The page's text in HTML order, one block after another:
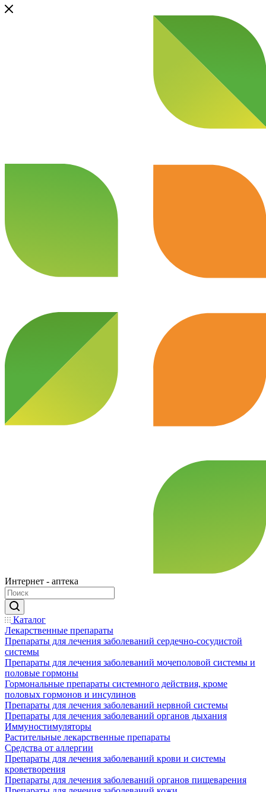
Интернет - аптека
Каталог
Лекарственные препараты
Препараты для лечения заболеваний сердечно-сосудистой
системы
Препараты для лечения заболеваний мочеполовой системы и
половые гормоны
Гормональные препараты системного действия, кроме
половых гормонов и инсулинов
Препараты для лечения заболеваний нервной системы
Препараты для лечения заболеваний органов дыхания
Иммуностимуляторы
Растительные лекарственные препараты
Средства от аллергии
Препараты для лечения заболеваний крови и системы
кроветворения
Препараты для лечения заболеваний органов пищеварения